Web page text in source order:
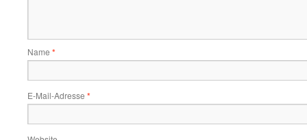
Name *
E-Mail-Adresse *